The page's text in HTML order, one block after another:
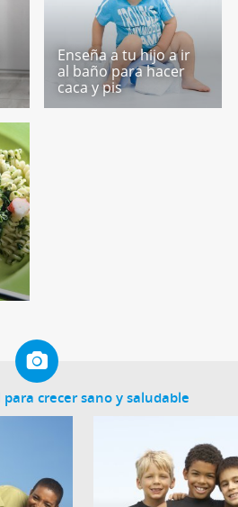
Enseña a tu hijo a ir
al baño para hacer
caca y pis
crecer sano y saludable